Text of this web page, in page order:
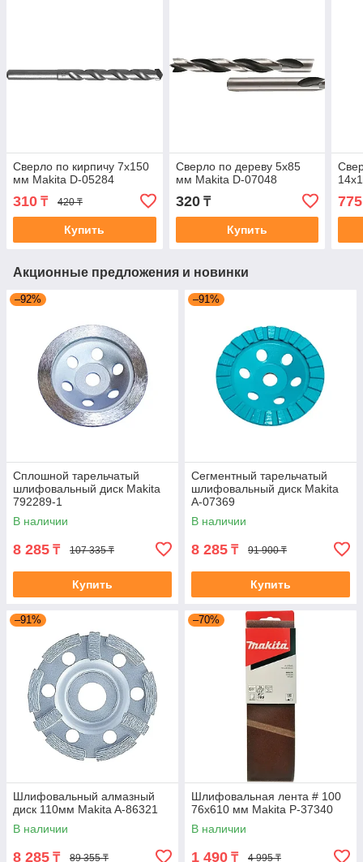
Сверло по кирпичу 7х150
мм Makita D-05284
310 ₸ 420 ₸
Купить
Сверло по дереву 5x85
мм Makita D-07048
320₸
Купить
775
Акционные предложения и новинки
–92%
Сплошной тарельчатый
шлифовальный диск Makita
792289-1
В наличии
8 285 ₸ 107 335 ₸
Купить
–91%
Сегментный тарельчатый
шлифовальный диск Makita
A-07369
В наличии
8 285 ₸ 91 900 ₸
Купить
–91%
Шлифовальный алмазный
диск 110мм Makita A-86321
В наличии
8 285 ₸ 89 355 ₸
–70%
Шлифовальная лента # 100
76x610 мм Makita P-37340
В наличии
1 490 ₸ 4 995 ₸